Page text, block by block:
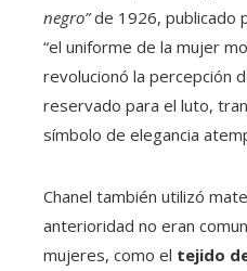
negro”de 1926, publicado
“el uniforme de la mujer
revolucionó la percepción
reservado para el luto,
símbolo de elegancia
Chanel también utilizó
anterioridad no eran
mujeres, como el tejido